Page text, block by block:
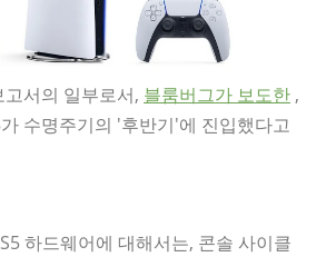
서의 일부로서, 블룸버그가 보도한 ,
수명주기의 '후반기'에 진입했다고
하드웨어에 대해서는, 콘솔 사이클